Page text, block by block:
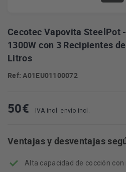
Cecotec Vapovita SteelPot
1300W con 3 Recipientes
Litros
Ref: A01EU01100072
50€ IVA incl. envío incl.
Ventajas y desventajas
Alta capacidad de cocción